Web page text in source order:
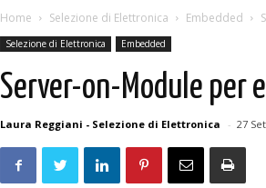
Home Selezione di Elettronica Embedded
Selezione di Elettronica Embedded
Server-on-Module per
Laura Reggiani - Selezione di Elettronica - 27